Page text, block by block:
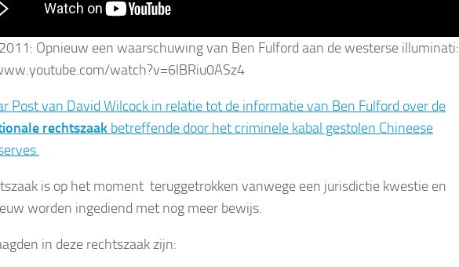
Opnieuw een waarschuwing van Ben Fulford aan de westerse illuminati:
watch?v=6lBRiu0ASz4
Post van David Wilcock in relatie tot de informatie van Ben Fulford over de
rechtszaak betreffende door het criminele kabal gestolen Chineese
is op het moment teruggetrokken vanwege een jurisdictie kwestie en
worden ingediend met nog meer bewijs.
in deze rechtszaak zijn: